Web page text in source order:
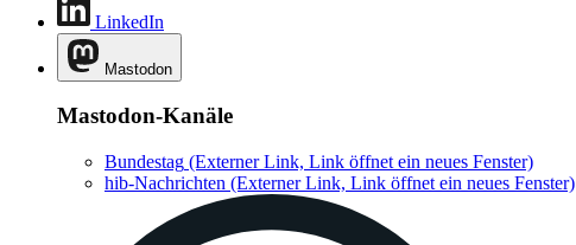
LinkedIn
Mastodon
Mastodon-Kanäle
Bundestag (Externer Link, Link öffnet ein neues Fenster)
hib-Nachrichten (Externer Link, Link öffnet ein neues Fenster)